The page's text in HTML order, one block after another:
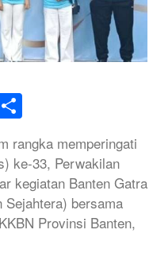
rangka memperingati
ke-33, Perwakilan
kegiatan Banten Gatra
Sejahtera) bersama
Provinsi Banten,